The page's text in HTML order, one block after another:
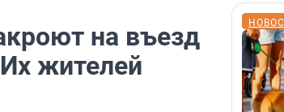
на въезд
жителей